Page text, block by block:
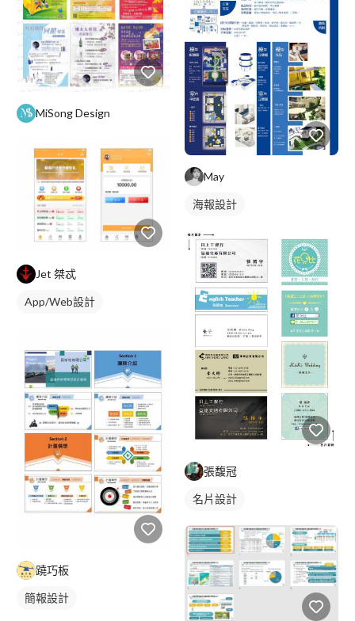
MiSong Design
Jet 桀忒
App/Web設計
蹺巧板
簡報設計
May
海報設計
張馥冠
名片設計